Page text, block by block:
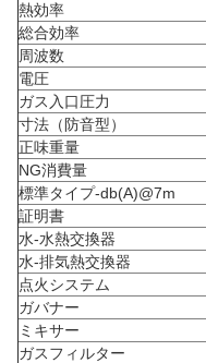
熱効率
総合効率
周波数
電圧
ガス入口圧力
寸法（防音型）
正味重量
NG消費量
標準タイプ-db(A)@7m
証明書
水-水熱交換器
水-排気熱交換器
点火システム
ガバナー
ミキサー
ガスフィルター